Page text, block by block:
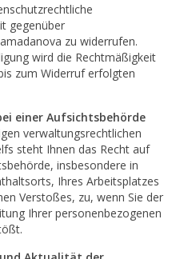
gegenüber
zu widerrufen.
wird die Rechtmäßigkeit
zum Widerruf erfolgten
einer Aufsichtsbehörde
verwaltungsrechtlichen
steht Ihnen das Recht auf
insbesondere in
Ihres Arbeitsplatzes
Verstoßes, zu, wenn Sie der
Ihrer personenbezogenen